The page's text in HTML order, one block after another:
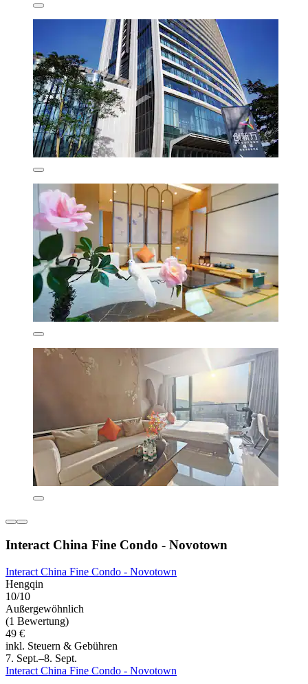
Interact China Fine Condo - Novotown
Interact China Fine Condo - Novotown
Hengqin
10/10
Außergewöhnlich
(1 Bewertung)
49 €
inkl. Steuern & Gebühren
7. Sept.–8. Sept.
Interact China Fine Condo - Novotown